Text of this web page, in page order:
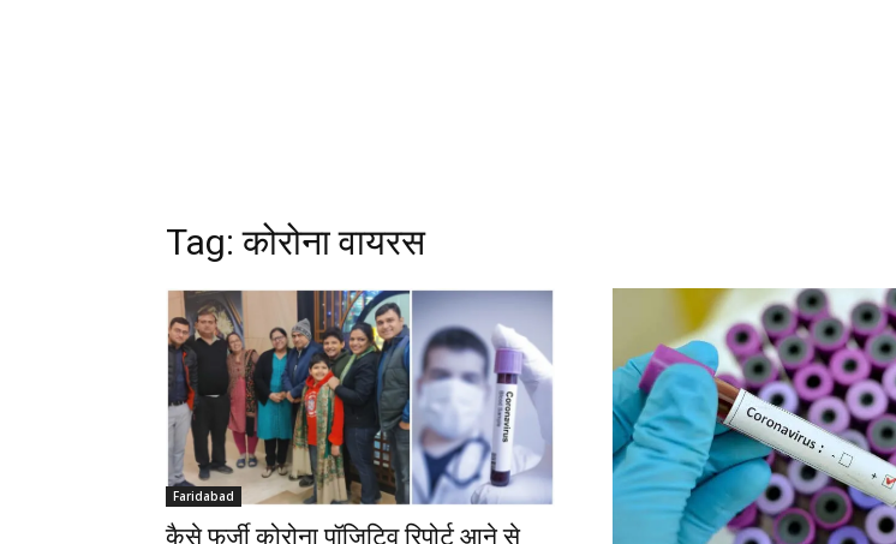
Tag: कोरोना वायरस
Faridabad
कैसे फर्जी कोरोना पॉजिटिव रिपोर्ट आने से